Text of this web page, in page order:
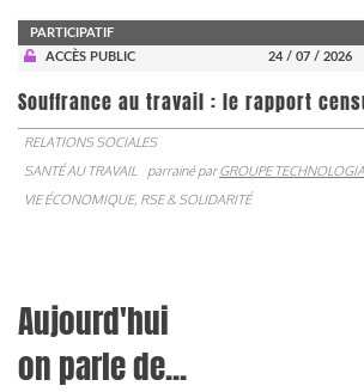
PARTICIPATIF
ACCÈS PUBLIC
24 / 07 / 2026
Souffrance au travail : le rapport
RELATIONS SOCIALES
SANTÉ AU TRAVAIL
parrainé parGROUPE TECHNOLOGIA
VIE ÉCONOMIQUE, RSE & SOLIDARITÉ
Aujourd'hui
on parle de...